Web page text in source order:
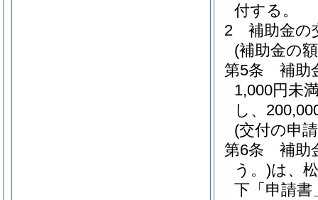
付する。
2
補助金の
(補助金の
第5条
補助
1,000円未
し、
(交付の申
第6条
補助
う。)は、
下「申請